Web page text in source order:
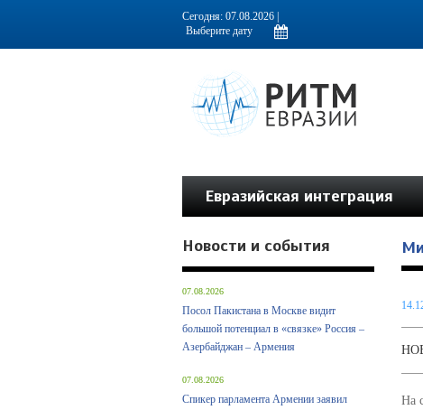
Информационно-аналитическое издание, посвященное актуальным
Сегодня: 07.08.2026 |
Евразийская интеграция
На
Новости и события
07.08.2026
Посол Пакистана в Москве видит
большой потенциал в «связке» Россия –
Азербайджан – Армения
07.08.2026
Спикер парламента Армении заявил